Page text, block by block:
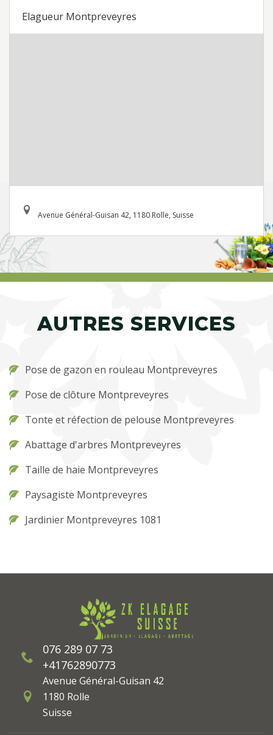
Elagueur Montpreveyres
Avenue Général-Guisan 42, 1180 Rolle, Suisse
AUTRES SERVICES
Pose de gazon en rouleau Montpreveyres
Pose de clôture Montpreveyres
Tonte et réfection de pelouse Montpreveyres
Abattage d'arbres Montpreveyres
Taille de haie Montpreveyres
Paysagiste Montpreveyres
Jardinier Montpreveyres 1081
076 289 07 73
+41762890773
Avenue Général-Guisan 42
1180 Rolle
Suisse